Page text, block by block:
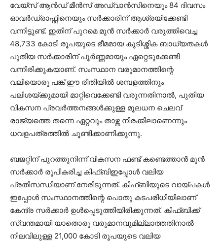
വേയ്സ് ആൻഡ് മീൻസ് അഡ്വാൻസിനെയും 84 ദിവസം
ഓവർഡ്രാഫ്റ്റിനെയും സർക്കാരിന് ആശ്രയിക്കേണ്ടി
വന്നിട്ടുണ്ട്. ഇതിന് പുറമെ മുൻ സർക്കാർ വരുത്തിവെച്ച
48,733 കോടി രൂപയുടെ ഭീമമായ കുടിശ്ശിക ബാധ്യതകൾ
പുതിയ സർക്കാരിന് പൂർണ്ണമായും ഏറ്റെടുക്കേണ്ടി
വന്നിരിക്കുകയാണ്. സംസ്ഥാന വരുമാനത്തിന്റെ
വലിയൊരു പങ്ക് ഈ രീതിയിൽ ശമ്പളത്തിനും
പലിശയ്ക്കുമായി മാറ്റിവെക്കേണ്ടി വരുന്നതിനാൽ, പുതിയ
വികസന പ്രവർത്തനങ്ങൾക്കുള്ള മൂലധന ചെലവ്
രാജ്യത്തെ തന്നെ ഏറ്റവും താഴ്ന്ന നിരക്കിലാണെന്നും
ധവളപത്രത്തിൽ ചൂണ്ടിക്കാണിക്കുന്നു.
ബജറ്റിന് പുറത്തുനിന്ന് വികസന ഫണ്ട് കണ്ടെത്താൻ മുൻ
സർക്കാർ രൂപീകരിച്ച കിഫ്ബിഇപ്പോൾ വലിയ
പ്രതിസന്ധിയാണ് നേരിടുന്നത്. കിഫ്ബിയുടെ വായ്പകൾ
ഇപ്പോൾ സംസ്ഥാനത്തിന്റെ പൊതു കടപരിധിയിലാണ്
കേന്ദ്ര സർക്കാർ ഉൾപ്പെടുത്തിയിരിക്കുന്നത്. കിഫ്ബിക്ക്
സ്വന്തമായി യാതൊരു വരുമാനവുമില്ലാത്തതിനാൽ
നിലവിലുള്ള 21,000 കോടി രൂപയുടെ വലിയ